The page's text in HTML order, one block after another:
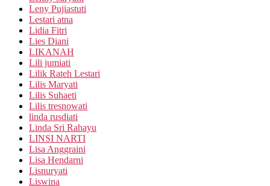
Leny Pujiastuti
Lestari atna
Lidia Fitri
Lies Diani
LIKANAH
Lili jumiati
Lilik Rateh Lestari
Lilis Maryati
Lilis Suhaeti
Lilis tresnowati
linda rusdiati
Linda Sri Rahayu
LINSI NARTI
Lisa Anggraini
Lisa Hendarni
Lisnuryati
Liswina